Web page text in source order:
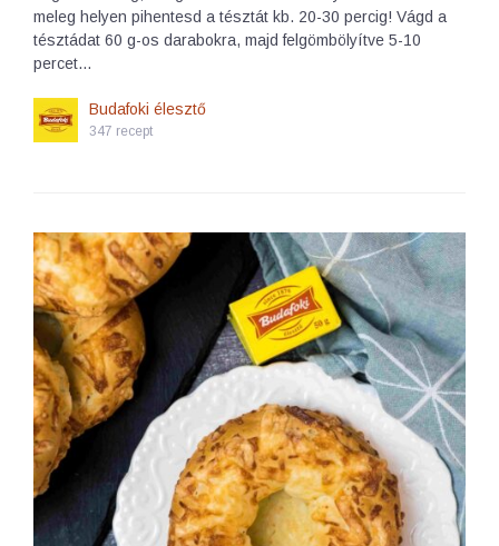
meleg helyen pihentesd a tésztát kb. 20-30 percig! Vágd a
tésztádat 60 g-os darabokra, majd felgömbölyítve 5-10
percet…
Budafoki élesztő
347 recept